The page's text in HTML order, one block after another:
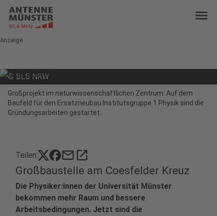
menu
Anzeige
© BLB NRW
Großprojekt im naturwissenschaftlichen Zentrum: Auf dem
Baufeld für den Ersatzneubau Institutsgruppe 1 Physik sind die
Gründungsarbeiten gestartet.
Teilen: mailopen_in_new
Großbaustelle am Coesfelder Kreuz
Die Physiker:innen der Universität Münster
bekommen mehr Raum und bessere
Arbeitsbedingungen. Jetzt sind die